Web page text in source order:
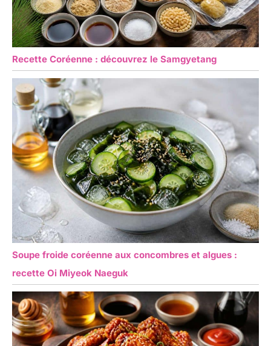
anniversaires, etc.
Recette Coréenne : découvrez le Samgyetang
Soupe froide coréenne aux concombres et algues :
recette Oi Miyeok Naeguk